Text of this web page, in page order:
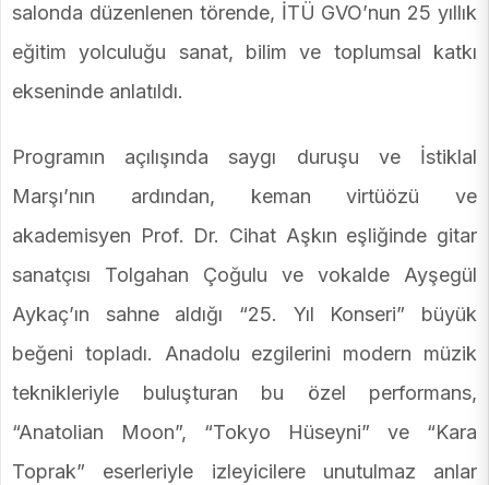
salonda düzenlenen törende, İTÜ GVO’nun 25 yıllık
eğitim yolculuğu sanat, bilim ve toplumsal katkı
ekseninde anlatıldı.
Programın açılışında saygı duruşu ve İstiklal
Marşı’nın ardından, keman virtüözü ve
akademisyen Prof. Dr. Cihat Aşkın eşliğinde gitar
sanatçısı Tolgahan Çoğulu ve vokalde Ayşegül
Aykaç’ın sahne aldığı “25. Yıl Konseri” büyük
beğeni topladı. Anadolu ezgilerini modern müzik
teknikleriyle buluşturan bu özel performans,
“Anatolian Moon”, “Tokyo Hüseyni” ve “Kara
Toprak” eserleriyle izleyicilere unutulmaz anlar